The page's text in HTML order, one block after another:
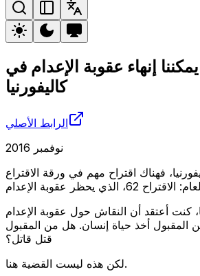
إنهاء عقوبة الإعدام في
كاليفورنيا
الرابط الأصلي
نوفمبر 2016
فهناك اقتراح مهم في ورقة الاقتراع
كنت أعتقد أن النقاش حول عقوبة الإعدام
أخذ حياة إنسان. هل من المقبول
قتل قاتل؟
لكن هذه ليست القضية هنا.